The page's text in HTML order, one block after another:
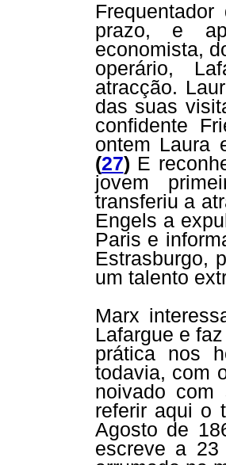
prazo, e
economista,
operário,
atracção.
das suas
confidente
ontem Laura
(27) E
jovem
transferiu a
Engels a
Paris e
Estrasburgo,
um talento
Marx
Lafargue e
prática nos
todavia, com
noivado
referir aqui o
Agosto de
escreve a